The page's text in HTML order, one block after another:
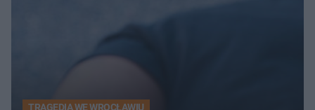
TRAGEDIA WE WROCŁAWIU